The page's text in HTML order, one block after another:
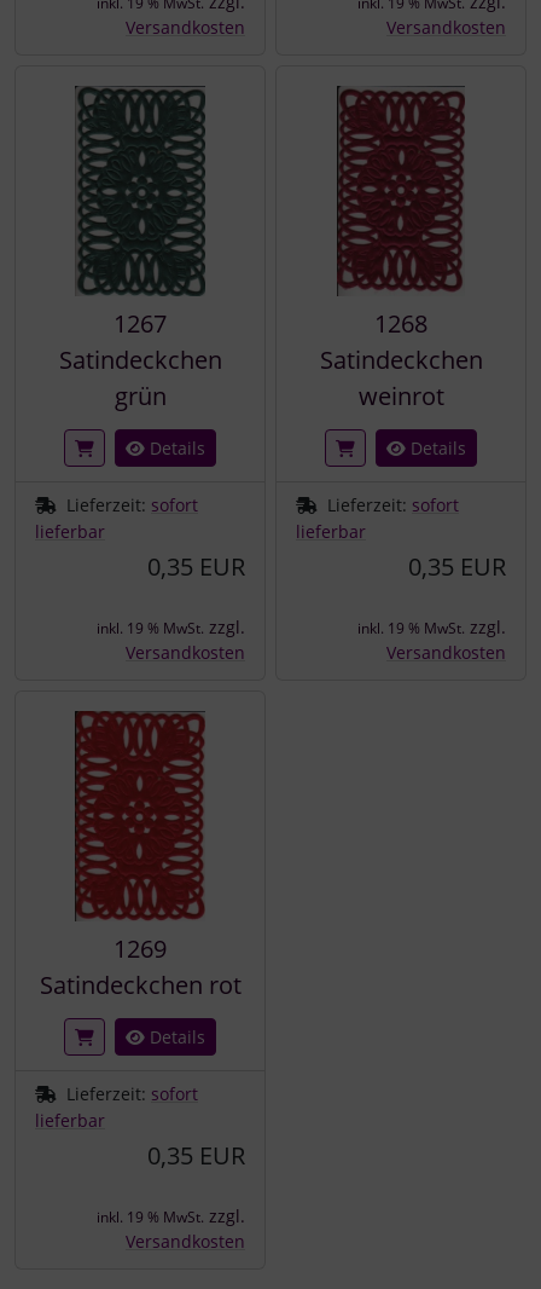
Versandkosten
Versandkosten
1267
Satindeckchen
grün
Details
Lieferzeit: sofort
lieferbar
0,35 EUR
inkl. 19 % MwSt. zzgl.
Versandkosten
1268
Satindeckchen
weinrot
Details
Lieferzeit: sofort
lieferbar
0,35 EUR
inkl. 19 % MwSt. zzgl.
Versandkosten
1269
Satindeckchen rot
Details
Lieferzeit: sofort
lieferbar
0,35 EUR
inkl. 19 % MwSt. zzgl.
Versandkosten